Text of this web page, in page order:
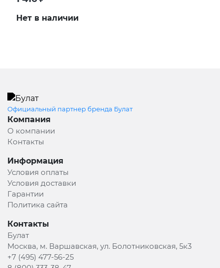
Нет в наличии
Официальный партнер бренда Булат
Компания
О компании
Контакты
Информация
Условия оплаты
Условия доставки
Гарантии
Политика сайта
Контакты
Булат
Москва, м. Варшавская, ул. Болотниковская, 5к3
+7 (495) 477-56-25